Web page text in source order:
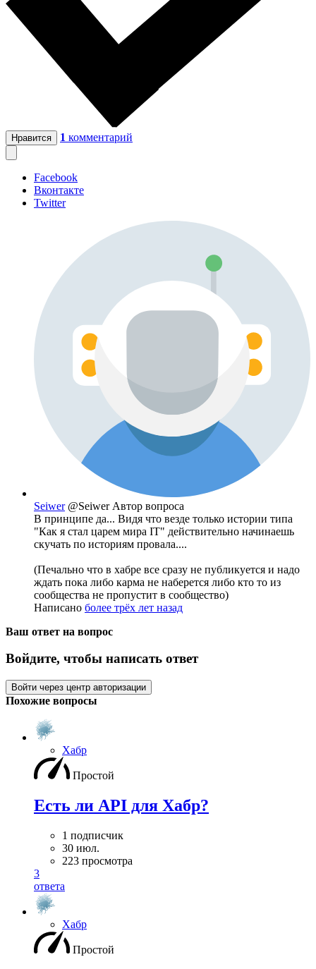
Нравится 1 комментарий
Facebook
Вконтакте
Twitter
Seiwer @Seiwer Автор вопроса
В принципе да... Видя что везде только истории типа
"Как я стал царем мира IT" действительно начинаешь
скучать по историям провала....
(Печально что в хабре все сразу не публикуется и надо
ждать пока либо карма не наберется либо кто то из
сообщества не пропустит в сообщество)
Написано более трёх лет назад
Ваш ответ на вопрос
Войдите, чтобы написать ответ
Войти через центр авторизации
Похожие вопросы
Хабр
Простой
Есть ли API для Хабр?
1 подписчик
30 июл.
223 просмотра
3
ответа
Хабр
Простой